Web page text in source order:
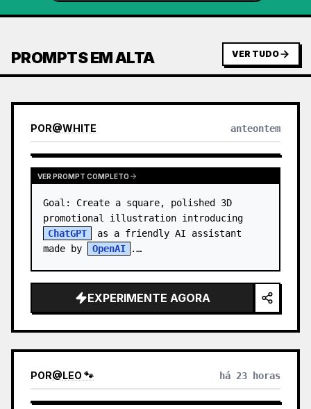
PROMPTS EM ALTA VER TUDO
POR@WHITE anteontem
VER PROMPT COMPLETO
Goal: Create a square, polished 3D
ChatGPT
as a friendly AI assistant
made by
OpenAI .
office setting…EXPERIMENTE AGORA
POR@LEO 🐾 há 23 horas